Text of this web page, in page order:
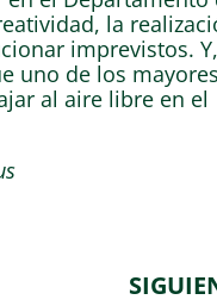
la
imprevistos. Y,
uno de los mayores
al aire libre en el